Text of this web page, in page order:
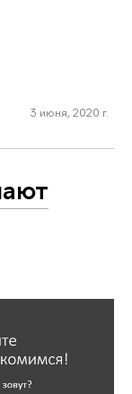
3 июня, 2020 г.